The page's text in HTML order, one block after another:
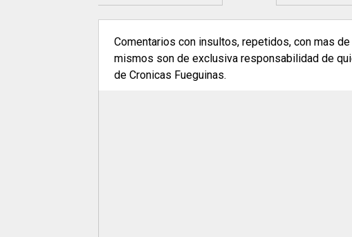
Comentarios con insultos, repetidos, con mas
mismos son de exclusiva responsabilidad de
de Cronicas Fueguinas.